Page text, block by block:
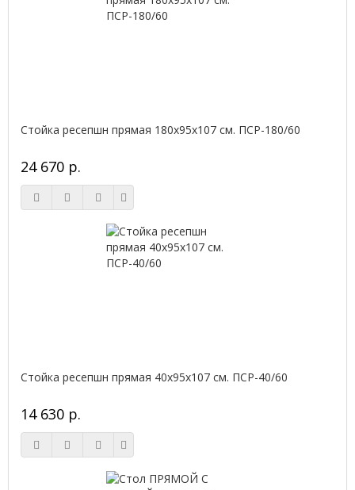
Стойка ресепшн прямая 180х95х107 см. ПСР-180/60
24 670 р.
Стойка ресепшн прямая 40х95х107 см. ПСР-40/60
14 630 р.